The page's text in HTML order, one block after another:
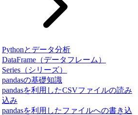
Pythonとデータ分析
DataFrame（データフレーム）
Series（シリーズ）
pandasの基礎知識
pandasを利用したCSVファイルの読み
込み
pandasを利用したファイルへの書き込